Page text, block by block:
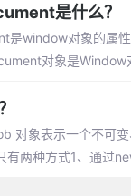
等
是什么？
是window对象的属
对象是Window
对象表示一个不可
有两种方式1、通过